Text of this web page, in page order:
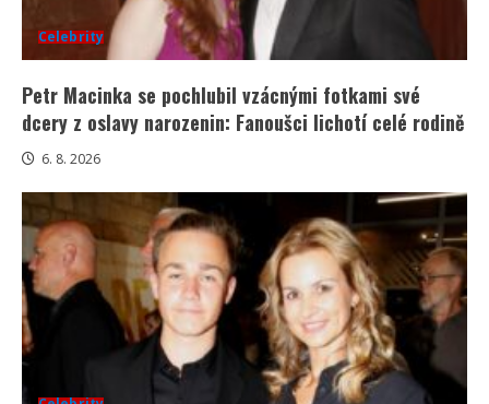
Celebrity
Petr Macinka se pochlubil vzácnými fotkami své
dcery z oslavy narozenin: Fanoušci lichotí celé rodině
6. 8. 2026